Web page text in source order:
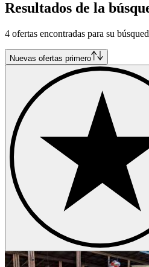
Resultados de la
4 ofertas encontradas para su
Nuevas ofertas primero